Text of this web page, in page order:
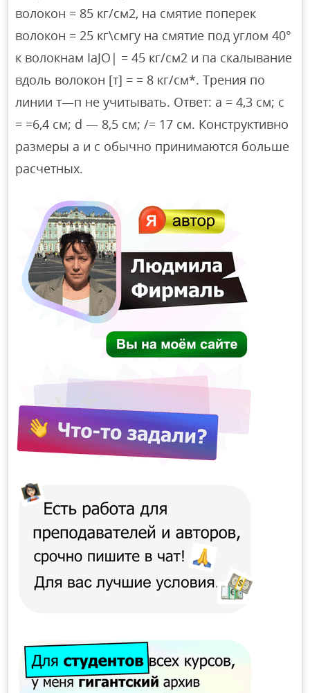
волокон = 85 кг/см2, на смятие поперек
волокон = 25 кг\смгу на смятие под углом 40°
к волокнам IaJO| = 45 кг/см2 и па скалывание
вдоль волокон [т] = = 8 кг/см*. Трения по
линии т—п не учитывать. Ответ: а = 4,3 см; с
= =6,4 см; d — 8,5 см; /= 17 см. Конструктивно
размеры а и с обычно принимаются больше
расчетных.